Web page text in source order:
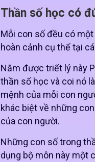
Thần số học có
Mỗi con số đều có
hoàn cảnh cụ thể tại
Nắm được triết lý này
thần số học và coi nó
mệnh của mỗi con
khác biệt về những
của con người.
Những con số trong
dụng bộ môn này một